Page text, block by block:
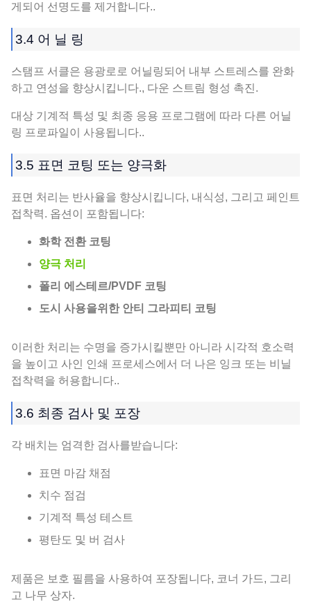
게되어 선명도를 제거합니다..
3.4 어 닐 링
스탬프 서클은 용광로로 어닐링되어 내부 스트레스를 완화
하고 연성을 향상시킵니다., 다운 스트림 형성 촉진.
대상 기계적 특성 및 최종 응용 프로그램에 따라 다른 어닐
링 프로파일이 사용됩니다..
3.5 표면 코팅 또는 양극화
표면 처리는 반사율을 향상시킵니다, 내식성, 그리고 페인트
접착력. 옵션이 포함됩니다:
화학 전환 코팅
양극 처리
폴리 에스테르/PVDF 코팅
도시 사용을위한 안티 그라피티 코팅
이러한 처리는 수명을 증가시킬뿐만 아니라 시각적 호소력
을 높이고 사인 인쇄 프로세스에서 더 나은 잉크 또는 비닐
접착력을 허용합니다..
3.6 최종 검사 및 포장
각 배치는 엄격한 검사를받습니다:
표면 마감 채점
치수 점검
기계적 특성 테스트
평탄도 및 버 검사
제품은 보호 필름을 사용하여 포장됩니다, 코너 가드, 그리
고 나무 상자.